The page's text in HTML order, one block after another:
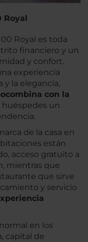
Royal es toda
financiero y un
y confort.
experiencia
y la elegancia,
combina con la
huéspedes un
de la casa en
están
acceso gratuito a
mientras que
que sirve
y servicio
en los
capital de